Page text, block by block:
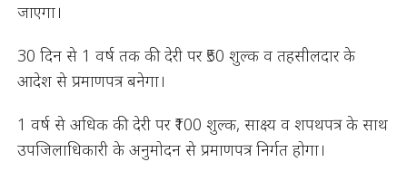
जाएगा।
30 दिन से 1 वर्ष तक की देरी पर ₹50 शुल्क व तहसीलदार के
आदेश से प्रमाणपत्र बनेगा।
1 वर्ष से अधिक की देरी पर ₹100 शुल्क, साक्ष्य व शपथपत्र के साथ
उपजिलाधिकारी के अनुमोदन से प्रमाणपत्र निर्गत होगा।